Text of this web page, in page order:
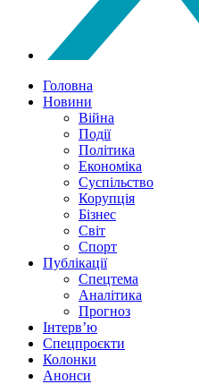
Головна
Новини
Війна
Події
Політика
Економіка
Суспільство
Корупція
Бізнес
Світ
Спорт
Публікації
Спецтема
Аналітика
Прогноз
Інтерв’ю
Спецпроєкти
Колонки
Анонси